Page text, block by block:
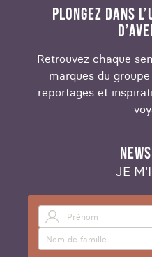
PLONGEZ DANS
Retrouvez chaque
marques du
reportages et
JE